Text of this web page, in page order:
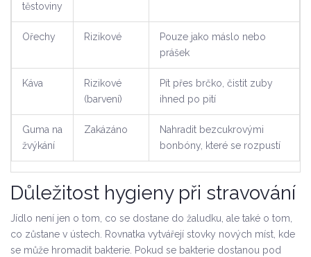
těstoviny
Ořechy Rizikové
Pouze jako máslo nebo
prášek
Káva
Rizikové
(barvení)
Pít přes brčko, čistit zuby
ihned po pití
Guma na
žvýkání
Zakázáno
Nahradit bezcukrovými
bonbóny, které se rozpustí
Důležitost hygieny při stravování
Jídlo není jen o tom, co se dostane do žaludku, ale také o tom,
co zůstane v ústech. Rovnatka vytvářejí stovky nových míst, kde
se může hromadit bakterie. Pokud se bakterie dostanou pod